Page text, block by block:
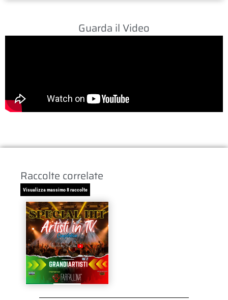
Guarda il Video
Raccolte correlate
Visualizza massimo 8 raccolte